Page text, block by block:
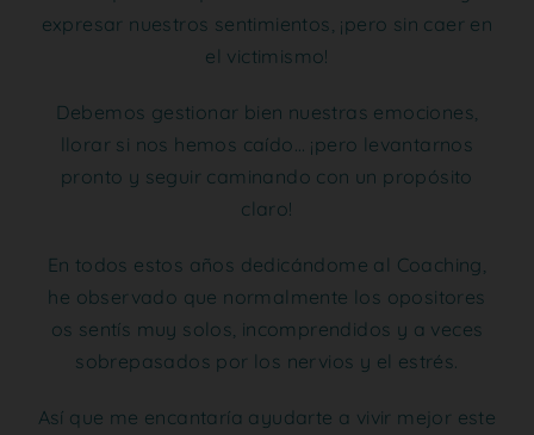
expresar nuestros sentimientos, ¡pero sin caer en
el victimismo!
Debemos gestionar bien nuestras emociones,
llorar si nos hemos caído… ¡pero levantarnos
pronto y seguir caminando con un propósito
claro!
En todos estos años dedicándome al Coaching,
he observado que normalmente los opositores
os sentís muy solos, incomprendidos y a veces
sobrepasados por los nervios y el estrés.
Así que me encantaría ayudarte a vivir mejor este